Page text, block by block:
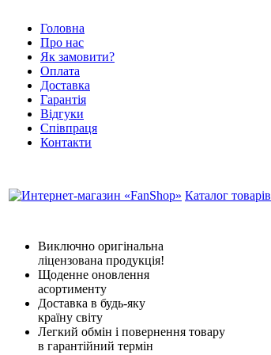
Головна
Про нас
Як замовити?
Оплата
Доставка
Гарантія
Відгуки
Співпраця
Контакти
Каталог товарів
Виключно оригінальна
ліцензована продукція!
Щоденне оновлення
асортименту
Доставка в будь-яку
країну світу
Легкий обмін і повернення товару
в гарантійний термін